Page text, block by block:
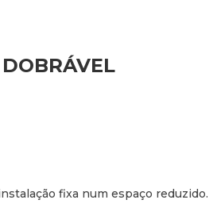
fixa num espaço reduzido.